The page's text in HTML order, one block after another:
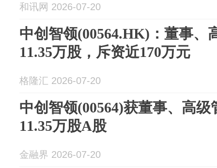
和讯网 2026-07-20
中创智领(00564.HK)：董事、
11.35万股，斥资近170万元
格隆汇 2026-07-20
中创智领(00564)获董事、高
11.35万股A股
金融界 2026-07-20